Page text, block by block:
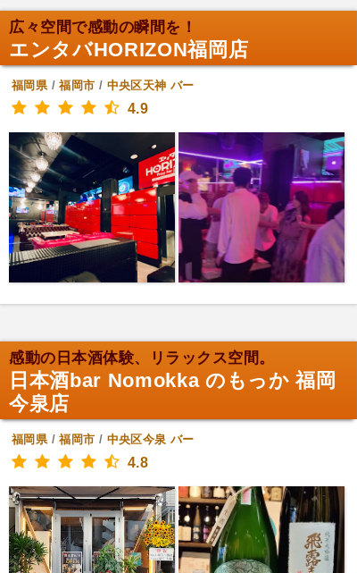
広々空間で感動の瞬間を！
エンタバHORIZON福岡店
福岡県/福岡市 / 中央区天神 バー
4.9
感動の日本酒体験、リラックス空間。
日本酒bar Nomokka のもっか 福岡
今泉店
福岡県/福岡市 / 中央区今泉 バー
4.8